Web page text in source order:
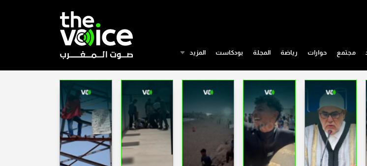
مجتمع حوارات رياضة المجلة بودكاست المزيد